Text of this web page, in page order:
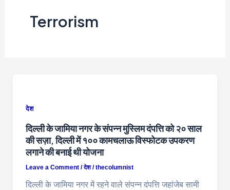
Terrorism
देश
दिल्ली के जामिया नगर के संपन्न मुस्लिम दंपत्ति को २० साल
की सज़ा, दिल्ली में १०० कामचलाऊ विस्फोटक उपकरण
लगाने की बनाई थी योजना
Leave a Comment /देश/thecolumnist
दिल्ली के जामिया नगर में रहने वाले संपन्न दंपत्ति जहांजेब सामी